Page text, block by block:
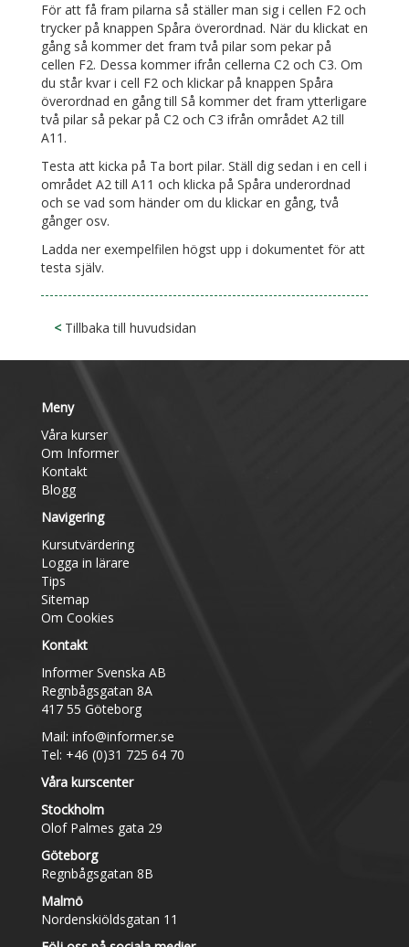
För att få fram pilarna så ställer man sig i cellen F2 och
trycker på knappen Spåra överordnad. När du klickat en
gång så kommer det fram två pilar som pekar på
cellen F2. Dessa kommer ifrån cellerna C2 och C3. Om
du står kvar i cell F2 och klickar på knappen Spåra
överordnad en gång till Så kommer det fram ytterligare
två pilar så pekar på C2 och C3 ifrån området A2 till
A11.
Testa att kicka på Ta bort pilar. Ställ dig sedan i en cell i
området A2 till A11 och klicka på Spåra underordnad
och se vad som händer om du klickar en gång, två
gånger osv.
Ladda ner exempelfilen högst upp i dokumentet för att
testa själv.
< Tillbaka till huvudsidan
Meny
Våra kurser
Om Informer
Kontakt
Blogg
Navigering
Kursutvärdering
Logga in lärare
Tips
Sitemap
Om Cookies
Kontakt
Informer Svenska AB
Regnbågsgatan 8A
417 55 Göteborg
Mail: info@informer.se
Tel: +46 (0)31 725 64 70
Våra kurscenter
Stockholm
Olof Palmes gata 29
Göteborg
Regnbågsgatan 8B
Malmö
Nordenskiöldsgatan 11